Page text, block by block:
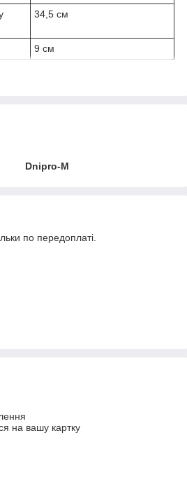
34,5 см
9 см
Dnipro-M
по передоплаті.
на вашу картку